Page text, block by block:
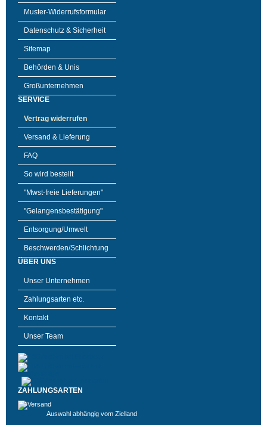
Muster-Widerrufsformular
Datenschutz & Sicherheit
Sitemap
Behörden & Unis
Großunternehmen
SERVICE
Vertrag widerrufen
Versand & Lieferung
FAQ
So wird bestellt
"Mwst-freie Lieferungen"
"Gelangensbestätigung"
Entsorgung/Umwelt
Beschwerden/Schlichtung
ÜBER UNS
Unser Unternehmen
Zahlungsarten etc.
Kontakt
Unser Team
ZAHLUNGSARTEN
Auswahl abhängig vom Zielland